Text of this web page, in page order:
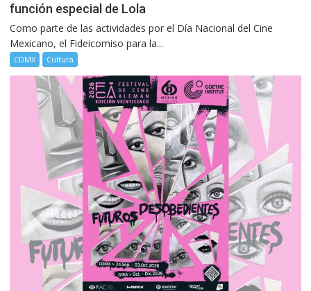
función especial de Lola
Como parte de las actividades por el Día Nacional del Cine
Mexicano, el Fideicomiso para la...
CDMX Cultura